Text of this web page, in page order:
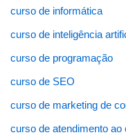
curso de informática
curso de inteligência
curso de programação
curso de SEO
curso de marketing de
curso de atendimento ao